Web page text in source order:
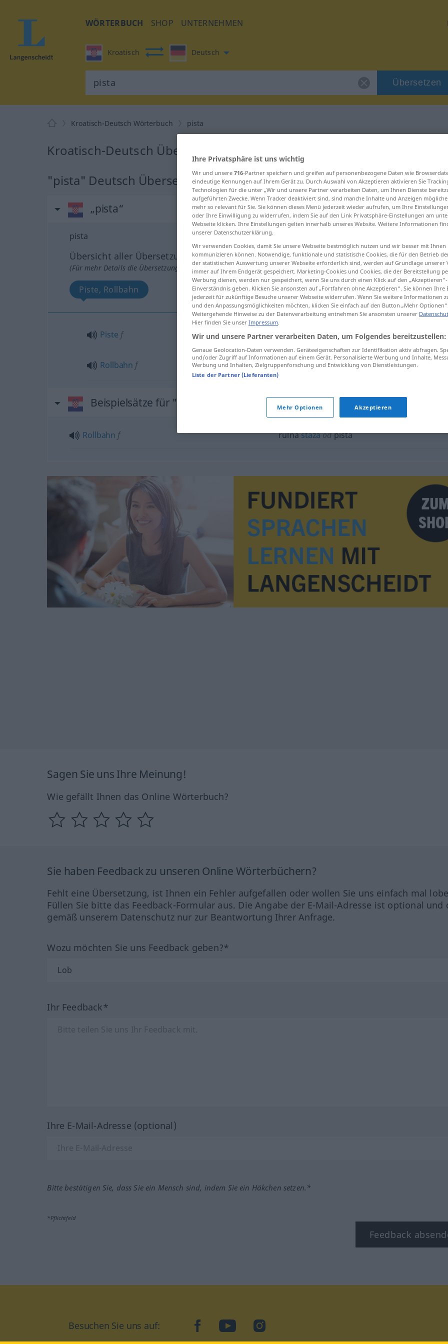
WÖRTERBUCH SHOP UNTERNEHMEN
Kroatisch Deutsch
Übersetzen
Kroatisch-Deutsch Wörterbuch pista
Kroatisch-Deutsch Übersetzung für "pista"
"pista" Deutsch Übersetzung
„pista“
pista
Übersicht aller Übersetzungen
(Für mehr Details die Übersetzung anklicken/antippen)
Piste, Rollbahn
Piste f pista
Rollbahn f pista FLUG
Beispielsätze für "pista"
Rollbahn f rulnastazaodpista
Sagen Sie uns Ihre Meinung!
Wie gefällt Ihnen das Online Wörterbuch?
Sie haben Feedback zu unseren Online Wörterbüchern?
Fehlt eine Übersetzung, ist Ihnen ein Fehler aufgefallen oder wollen Sie uns einfach mal
Füllen Sie bitte das Feedback-Formular aus. Die Angabe der E-Mail-Adresse ist optional und
gemäß unserem Datenschutz nur zur Beantwortung Ihrer Anfrage.
Wozu möchten Sie uns Feedback geben?*
Ihr Feedback*
Ihre E-Mail-Adresse (optional)
Bitte bestätigen Sie, dass Sie ein Mensch sind, indem Sie ein Häkchen setzen.*
*Pflichtfeld
Feedback
Besuchen Sie uns auf: facebookYouTubeInstagram
Ihre Privatsphäre ist uns wichtig
Wir und unsere 716-Partner speichern und greifen auf personenbezogene Daten wie
eindeutige Kennungen auf Ihrem Gerät zu. Durch Auswahl von Akzeptieren aktivieren Sie
Technologien für die unter „Wir und unsere Partner verarbeiten Daten, um Ihnen Dienste
aufgeführten Zwecke. Wenn Tracker deaktiviert sind, sind manche Inhalte und Anzeigen
mehr so relevant für Sie. Sie können dieses Menü jederzeit wieder aufrufen, um Ihre
oder Ihre Einwilligung zu widerrufen, indem Sie auf den Link Privatsphäre-Einstellungen am
Webseite klicken. Ihre Einstellungen gelten innerhalb unseres Website. Weitere Informationen
unserer Datenschutzerklärung.
Wir verwenden Cookies, damit Sie unsere Webseite bestmöglich nutzen und wir besser mit Ihnen
kommunizieren können. Notwendige, funktionale und statistische Cookies, die für den Betrieb
der statistischen Auswertung unserer Webseite erforderlich sind, werden auf Grundlage unserer
immer auf Ihrem Endgerät gespeichert. Marketing-Cookies und Cookies, die der Bereitstellung
Werbung dienen, werden nur gespeichert, wenn Sie uns durch einen Klick auf den
Einverständnis geben. Klicken Sie ansonsten auf „Fortfahren ohne Akzeptieren“. Sie können
jederzeit für zukünftige Besuche unserer Webseite widerrufen. Wenn Sie weitere Informationen
und den Anpassungsmöglichkeiten möchten, klicken Sie einfach auf den Button „Mehr
Weitergehende Hinweise zu der Datenverarbeitung entnehmen Sie ansonsten unserer
Hier finden Sie unser Impressum.
Wir und unsere Partner verarbeiten Daten, um Folgendes bereitzustellen:
Genaue Geolocation-Daten verwenden. Geräteeigenschaften zur Identifikation aktiv abfragen.
und/oder Zugriff auf Informationen auf einem Gerät. Personalisierte Werbung und Inhalte,
Werbung und Inhalten, Zielgruppenforschung und Entwicklung von Dienstleistungen.
Liste der Partner (Lieferanten)
Mehr Optionen Akzeptieren